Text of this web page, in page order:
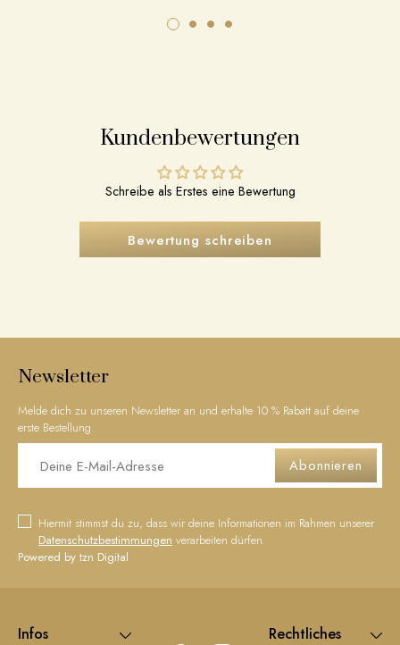
Kundenbewertungen
Schreibe als Erstes eine Bewertung
Bewertung schreiben
Infos Rechtliches
Newsletter
Melde dich zu unseren Newsletter an und erhalte 10 % Rabatt auf deine
erste Bestellung.
Abonnieren
Hiermit stimmst du zu, dass wir deine Informationen im Rahmen unserer
Datenschutzbestimmungen verarbeiten dürfen.
Powered by tzn Digital